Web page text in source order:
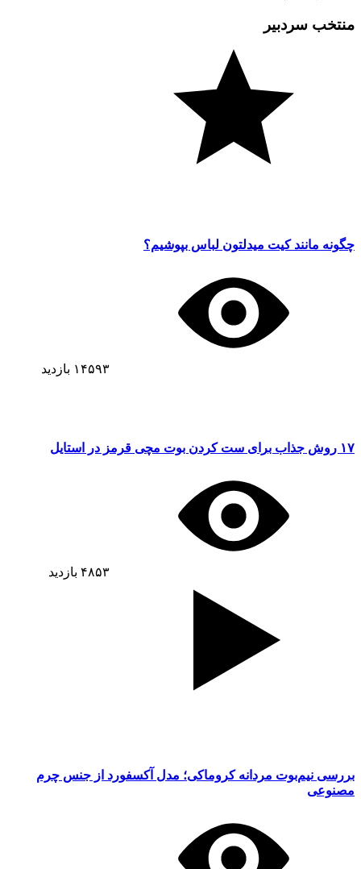
منتخب سردبیر
چگونه مانند کیت میدلتون لباس بپوشیم؟
۱۴۵۹۳ بازدید
۱۷ روش جذاب برای ست کردن بوت مچی قرمز در استایل
۴۸۵۳ بازدید
بررسی نیم‌بوت مردانه کروماکی؛ مدل آکسفورد از جنس چرم
مصنوعی